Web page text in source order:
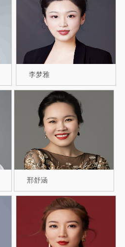
李梦雅
邢舒涵